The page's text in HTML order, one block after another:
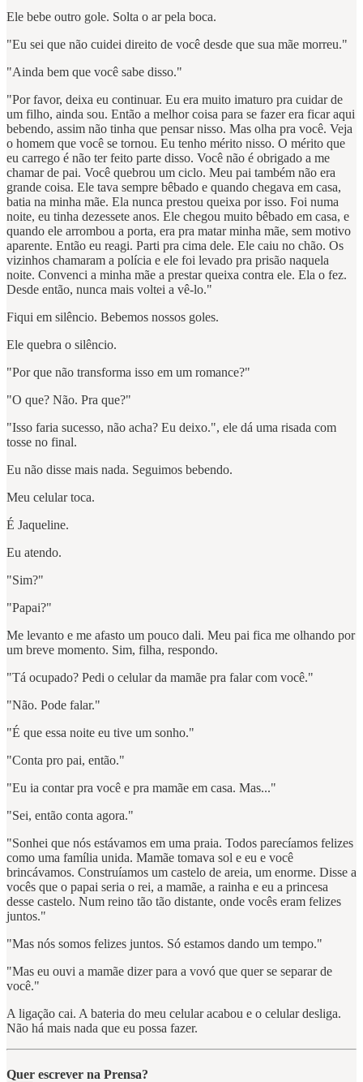
Ele bebe outro gole. Solta o ar pela boca.
"Eu sei que não cuidei direito de você desde que sua mãe morreu."
"Ainda bem que você sabe disso."
"Por favor, deixa eu continuar. Eu era muito imaturo pra cuidar de
um filho, ainda sou. Então a melhor coisa para se fazer era ficar aqui
bebendo, assim não tinha que pensar nisso. Mas olha pra você. Veja
o homem que você se tornou. Eu tenho mérito nisso. O mérito que
eu carrego é não ter feito parte disso. Você não é obrigado a me
chamar de pai. Você quebrou um ciclo. Meu pai também não era
grande coisa. Ele tava sempre bêbado e quando chegava em casa,
batia na minha mãe. Ela nunca prestou queixa por isso. Foi numa
noite, eu tinha dezessete anos. Ele chegou muito bêbado em casa, e
quando ele arrombou a porta, era pra matar minha mãe, sem motivo
aparente. Então eu reagi. Parti pra cima dele. Ele caiu no chão. Os
vizinhos chamaram a polícia e ele foi levado pra prisão naquela
noite. Convenci a minha mãe a prestar queixa contra ele. Ela o fez.
Desde então, nunca mais voltei a vê-lo."
Fiqui em silêncio. Bebemos nossos goles.
Ele quebra o silêncio.
"Por que não transforma isso em um romance?"
"O que? Não. Pra que?"
"Isso faria sucesso, não acha? Eu deixo.", ele dá uma risada com
tosse no final.
Eu não disse mais nada. Seguimos bebendo.
Meu celular toca.
É Jaqueline.
Eu atendo.
"Sim?"
"Papai?"
Me levanto e me afasto um pouco dali. Meu pai fica me olhando por
um breve momento. Sim, filha, respondo.
"Tá ocupado? Pedi o celular da mamãe pra falar com você."
"Não. Pode falar."
"É que essa noite eu tive um sonho."
"Conta pro pai, então."
"Eu ia contar pra você e pra mamãe em casa. Mas..."
"Sei, então conta agora."
"Sonhei que nós estávamos em uma praia. Todos parecíamos felizes
como uma família unida. Mamãe tomava sol e eu e você
brincávamos. Construíamos um castelo de areia, um enorme. Disse a
vocês que o papai seria o rei, a mamãe, a rainha e eu a princesa
desse castelo. Num reino tão tão distante, onde vocês eram felizes
juntos."
"Mas nós somos felizes juntos. Só estamos dando um tempo."
"Mas eu ouvi a mamãe dizer para a vovó que quer se separar de
você."
A ligação cai. A bateria do meu celular acabou e o celular desliga.
Não há mais nada que eu possa fazer.
Quer escrever na Prensa?